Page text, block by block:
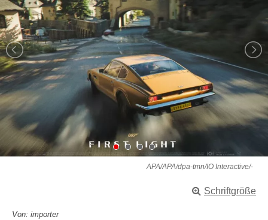
APA/APA/dpa-tmn/IO Interactive/-
Schriftgröße
Von: importer